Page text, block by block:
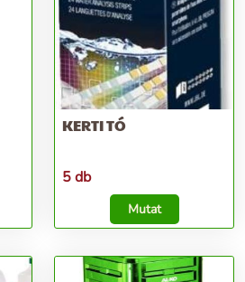
KERTI TÓ
5 db
Mutat